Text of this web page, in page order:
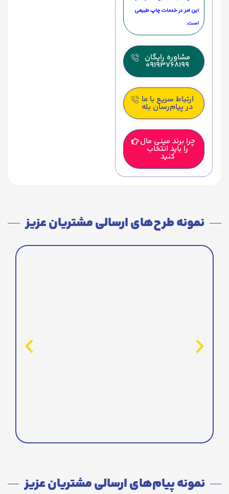
این امر در خدمات چاپ طبیعی
است.
مشاوره رایگان
09193768199
ارتباط سریع با ما
در پیام‌رسان بله
چرا برند مینی مال
را باید انتخاب
کنید
نمونه طرح‌های ارسالی مشتریان عزیز
نمونه پیام‌های ارسالی مشتریان عزیز